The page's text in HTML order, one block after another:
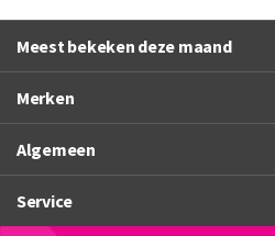
Meest bekeken deze maand
Merken
Algemeen
Service